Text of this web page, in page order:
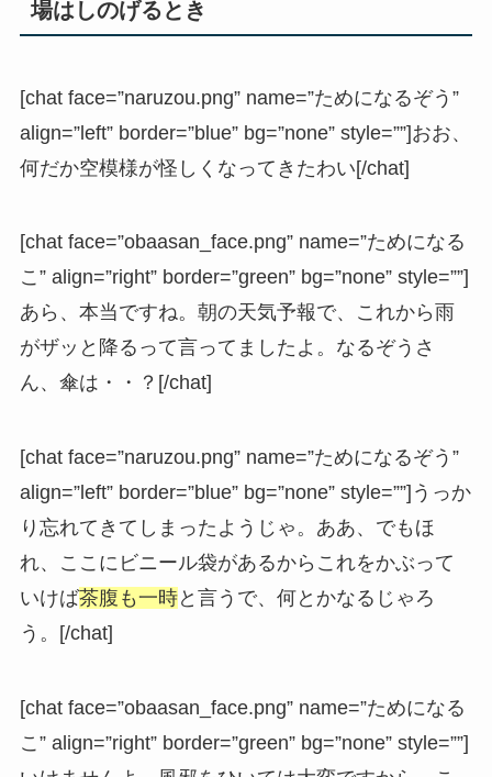
場はしのげるとき
[chat face=”naruzou.png” name=”ためになるぞう”
align=”left” border=”blue” bg=”none” style=””]おお、
何だか空模様が怪しくなってきたわい[/chat]
[chat face=”obaasan_face.png” name=”ためになる
こ” align=”right” border=”green” bg=”none” style=””]
あら、本当ですね。朝の天気予報で、これから雨
がザッと降るって言ってましたよ。なるぞうさ
ん、傘は・・？[/chat]
[chat face=”naruzou.png” name=”ためになるぞう”
align=”left” border=”blue” bg=”none” style=””]うっか
り忘れてきてしまったようじゃ。ああ、でもほ
れ、ここにビニール袋があるからこれをかぶって
いけば茶腹も一時と言うで、何とかなるじゃろ
う。[/chat]
[chat face=”obaasan_face.png” name=”ためになる
こ” align=”right” border=”green” bg=”none” style=””]